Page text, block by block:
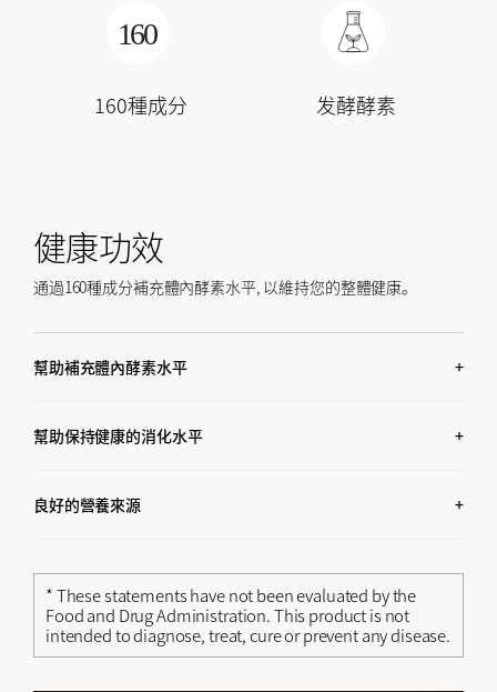
160種成分 发酵酵素
健康功效
通過160種成分補充體內酵素水平, 以維持您的整體健康。
幫助補充體內酵素水平
增強新陳代謝能力
增加精力
酵素有很多種功能, 例如消化和分解食物。當我們體內的酵素水
平不充足的時候, 新陳代謝能力就會下降, 導致食物的消化和分解
幫助保持健康的消化水平
當體內酵素含量低的時候, 食物的分解和消化速度就會減慢, 使食
良好的營養來源
隨著年齡的增長, 人體內抗氧化水平, 消化水平和代謝水平急劇下
降。研究發現, 70多歲老年人唾液中分泌的澱粉酶比20多歲的時
候少30倍。
* These statements have not been evaluated by the
Food and Drug Administration. This product is not
intended to diagnose, treat, cure or prevent any disease.